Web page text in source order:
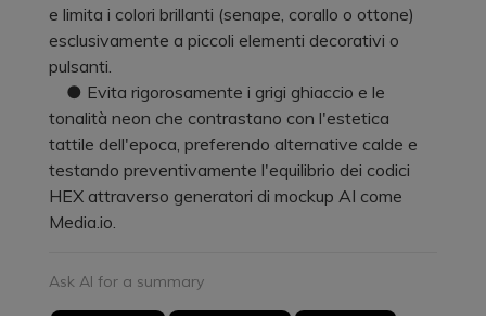
e limita i colori brillanti (senape, corallo o ottone)
esclusivamente a piccoli elementi decorativi o
pulsanti.
● Evita rigorosamente i grigi ghiaccio e le
tonalità neon che contrastano con l'estetica
tattile dell'epoca, preferendo alternative calde e
testando preventivamente l'equilibrio dei codici
HEX attraverso generatori di mockup AI come
Media.io.
Ask AI for a summary